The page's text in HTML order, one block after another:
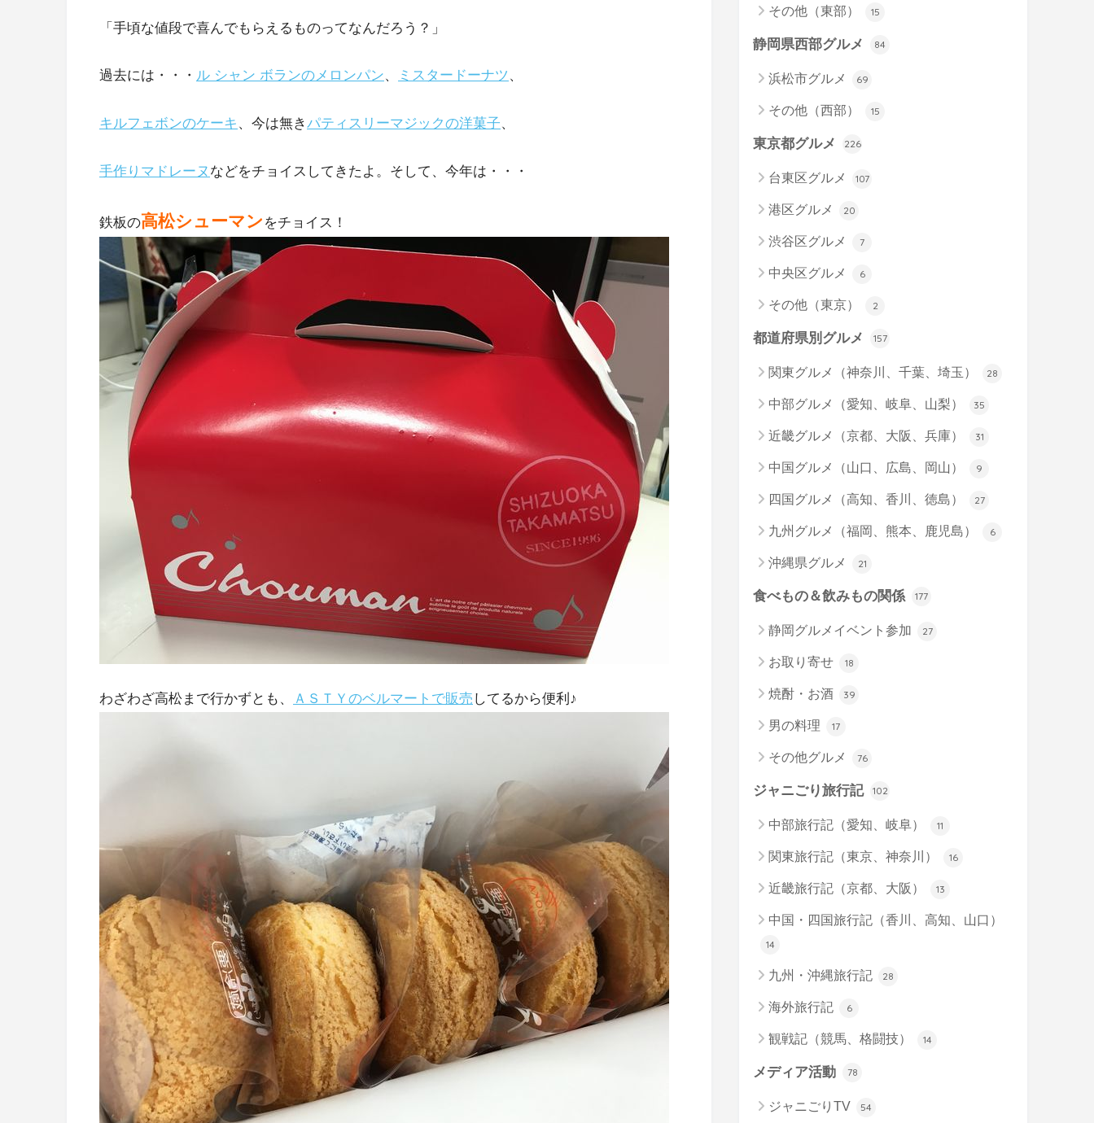
「手頃な値段で喜んでもらえるものってなんだろう？」
過去には・・・ ル シャン ボランのメロンパン、 ミスタードーナツ 、
キルフェボンのケーキ 、今は無きパティスリーマジックの洋菓子、
手作りマドレーヌ などをチョイスしてきたよ。そして、今年は・・・
鉄板の高松シューマン をチョイス！
わざわざ高松まで行かずとも、 ＡＳＴＹのベルマートで販売 してるから便利♪
その他（東部） 15
静岡県西部グルメ 84
浜松市グルメ 69
その他（西部） 15
東京都グルメ 226
台東区グルメ 107
港区グルメ 20
渋谷区グルメ 7
中央区グルメ 6
その他（東京） 2
都道府県別グルメ 157
関東グルメ（神奈川、千葉、埼玉） 28
中部グルメ（愛知、岐阜、山梨） 35
近畿グルメ（京都、大阪、兵庫） 31
中国グルメ（山口、広島、岡山） 9
四国グルメ（高知、香川、徳島） 27
九州グルメ（福岡、熊本、鹿児島） 6
沖縄県グルメ 21
食べもの＆飲みもの関係 177
静岡グルメイベント参加 27
お取り寄せ 18
焼酎・お酒 39
男の料理 17
その他グルメ 76
ジャニごり旅行記 102
中部旅行記（愛知、岐阜） 11
関東旅行記（東京、神奈川） 16
近畿旅行記（京都、大阪） 13
中国・四国旅行記（香川、高知、山口）
14
九州・沖縄旅行記 28
海外旅行記 6
観戦記（競馬、格闘技） 14
メディア活動 78
ジャニごりTV 54